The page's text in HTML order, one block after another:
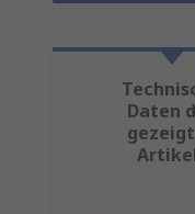
Daten